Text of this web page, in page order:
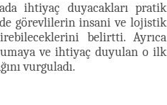
ihtiyaç duyacakları pratik
görevlilerin insani ve lojistik
belirtti. Ayrıca
ve ihtiyaç duyulan o ilk
vurguladı.